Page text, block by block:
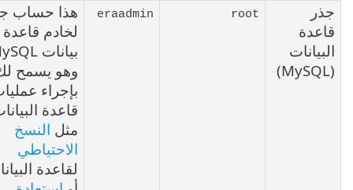
eraadmin
هذا حساب جذر
لخادم قاعدة
بيانات MySQL.
وهو يسمح لك
بإجراء عمليات
قاعدة البيانات
النسخ
الاحتياطي
لقاعدة البيانات